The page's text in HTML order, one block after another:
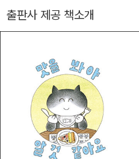
『마스크 요정과 꼬마꽃벌』을 비
출판사 제공 책소개